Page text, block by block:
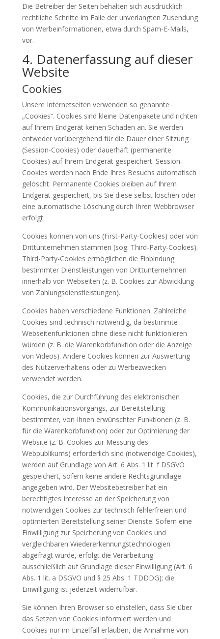
Die Betreiber der Seiten behalten sich ausdrücklich
rechtliche Schritte im Falle der unverlangten Zusendung
von Werbeinformationen, etwa durch Spam-E-Mails,
vor.
4. Datenerfassung auf dieser
Website
Cookies
Unsere Internetseiten verwenden so genannte
„Cookies“. Cookies sind kleine Datenpakete und richten
auf Ihrem Endgerät keinen Schaden an. Sie werden
entweder vorübergehend für die Dauer einer Sitzung
(Session-Cookies) oder dauerhaft (permanente
Cookies) auf Ihrem Endgerät gespeichert. Session-
Cookies werden nach Ende Ihres Besuchs automatisch
gelöscht. Permanente Cookies bleiben auf Ihrem
Endgerät gespeichert, bis Sie diese selbst löschen oder
eine automatische Löschung durch Ihren Webbrowser
erfolgt.
Cookies können von uns (First-Party-Cookies) oder von
Drittunternehmen stammen (sog. Third-Party-Cookies).
Third-Party-Cookies ermöglichen die Einbindung
bestimmter Dienstleistungen von Drittunternehmen
innerhalb von Webseiten (z. B. Cookies zur Abwicklung
von Zahlungsdienstleistungen).
Cookies haben verschiedene Funktionen. Zahlreiche
Cookies sind technisch notwendig, da bestimmte
Webseitenfunktionen ohne diese nicht funktionieren
würden (z. B. die Warenkorbfunktion oder die Anzeige
von Videos). Andere Cookies können zur Auswertung
des Nutzerverhaltens oder zu Werbezwecken
verwendet werden.
Cookies, die zur Durchführung des elektronischen
Kommunikationsvorgangs, zur Bereitstellung
bestimmter, von Ihnen erwünschter Funktionen (z. B.
für die Warenkorbfunktion) oder zur Optimierung der
Website (z. B. Cookies zur Messung des
Webpublikums) erforderlich sind (notwendige Cookies),
werden auf Grundlage von Art. 6 Abs. 1 lit. f DSGVO
gespeichert, sofern keine andere Rechtsgrundlage
angegeben wird. Der Websitebetreiber hat ein
berechtigtes Interesse an der Speicherung von
notwendigen Cookies zur technisch fehlerfreien und
optimierten Bereitstellung seiner Dienste. Sofern eine
Einwilligung zur Speicherung von Cookies und
vergleichbaren Wiedererkennungstechnologien
abgefragt wurde, erfolgt die Verarbeitung
ausschließlich auf Grundlage dieser Einwilligung (Art. 6
Abs. 1 lit. a DSGVO und § 25 Abs. 1 TDDDG); die
Einwilligung ist jederzeit widerrufbar.
Sie können Ihren Browser so einstellen, dass Sie über
das Setzen von Cookies informiert werden und
Cookies nur im Einzelfall erlauben, die Annahme von